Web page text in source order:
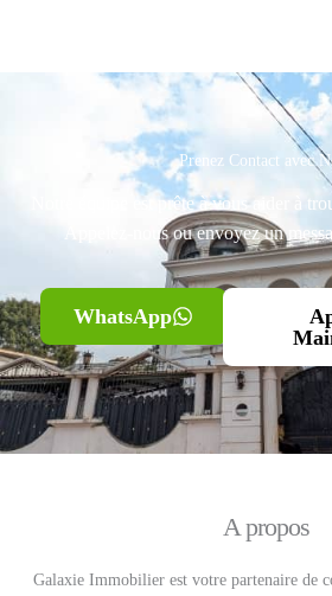
Prenez Contact avec
Notre équipe est prête à vous aider à
Appelez-nous ou envoyez un
WhatsApp
A propos
Galaxie Immobilier est votre partenaire de